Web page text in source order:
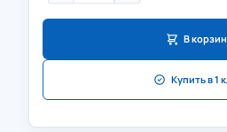
В
Купить в 1